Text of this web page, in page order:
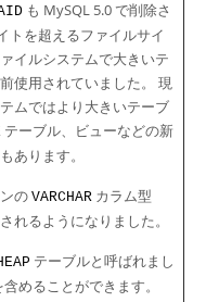
も MySQL 5.0 で削除さ
トを超えるファイルサイ
イルシステムで大きいテ
使用されていました。 現
ムではより大きいテーブ
テーブル、ビューなどの新
あります。
の VARCHAR カラム型
れるようになりました。
テーブルと呼ばれまし
めることができます。